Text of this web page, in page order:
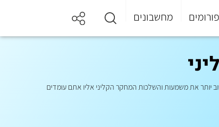
פורומים מחשבונים
יותר את משמעות והשלכות המחקר הקליני אליו אתם עומדים